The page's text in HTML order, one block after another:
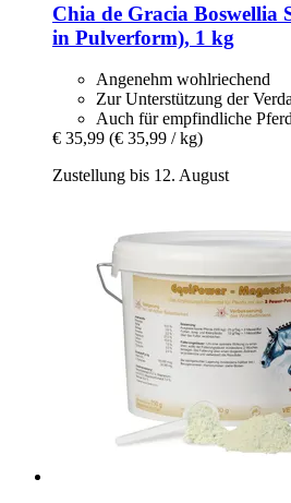
Chia de Gracia Boswellia
in Pulverform), 1 kg
Angenehm wohlriechend
Zur Unterstützung der
Auch für empfindliche
€ 35,99 (€ 35,99 / kg)
Zustellung bis 12. August